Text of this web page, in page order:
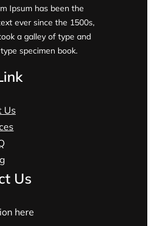
Ipsum has been the
ever since the 1500s,
a galley of type and
specimen book.
Us
Us
here